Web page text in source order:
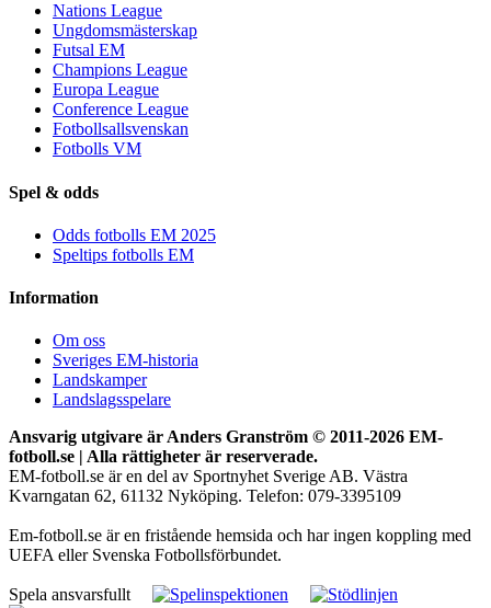
Nations League
Ungdomsmästerskap
Futsal EM
Champions League
Europa League
Conference League
Fotbollsallsvenskan
Fotbolls VM
Spel & odds
Odds fotbolls EM 2025
Speltips fotbolls EM
Information
Om oss
Sveriges EM-historia
Landskamper
Landslagsspelare
Ansvarig utgivare är Anders Granström © 2011-2026 EM-
fotboll.se | Alla rättigheter är reserverade.
EM-fotboll.se är en del av Sportnyhet Sverige AB. Västra
Kvarngatan 62, 61132 Nyköping. Telefon: 079-3395109
Em-fotboll.se är en fristående hemsida och har ingen koppling med
UEFA eller Svenska Fotbollsförbundet.
Spela ansvarsfullt